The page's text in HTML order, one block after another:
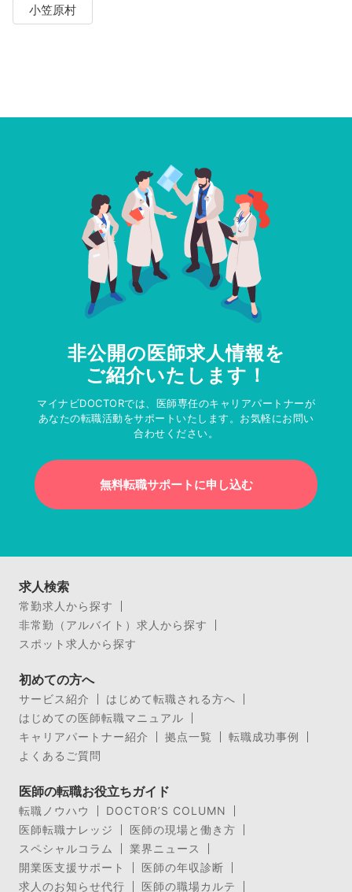
小笠原村
非公開の医師求人情報を
ご紹介いたします！
マイナビDOCTORでは、医師専任のキャリアパートナーが
あなたの転職活動をサポートいたします。お気軽にお問い
合わせください。
無料転職サポートに申し込む
求人検索
常勤求人から探す
非常勤（アルバイト）求人から探す
スポット求人から探す
初めての方へ
サービス紹介
はじめて転職される方へ
はじめての医師転職マニュアル
キャリアパートナー紹介
拠点一覧
転職成功事例
よくあるご質問
医師の転職お役立ちガイド
転職ノウハウ
DOCTOR’S COLUMN
医師転職ナレッジ
医師の現場と働き方
スペシャルコラム
業界ニュース
開業医支援サポート
医師の年収診断
求人のお知らせ代行
医師の職場カルテ